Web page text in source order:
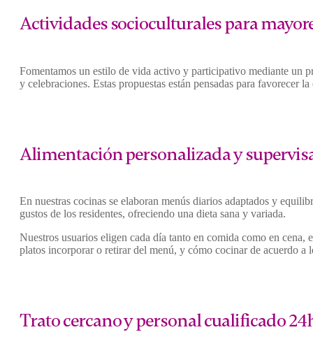
Actividades socioculturales para
Fomentamos un estilo de vida activo y participativo mediante un
y celebraciones. Estas propuestas están pensadas para
Alimentación personalizada y
En nuestras cocinas se elaboran menús diarios adaptados y
gustos de los residentes, ofreciendo una dieta sana y variada.
Nuestros usuarios eligen cada día tanto en comida como en
platos incorporar o retirar del menú, y cómo cocinar de acuerdo a
Trato cercano y personal cualificado